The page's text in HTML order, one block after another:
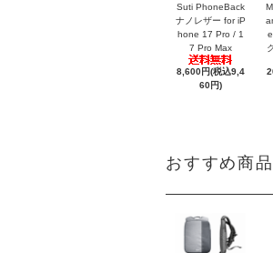
Suti PhoneBack
ナノレザー for iP
hone 17 Pro / 1
7 Pro Max
8,600円(税込9,4
60円)
おすすめ商品